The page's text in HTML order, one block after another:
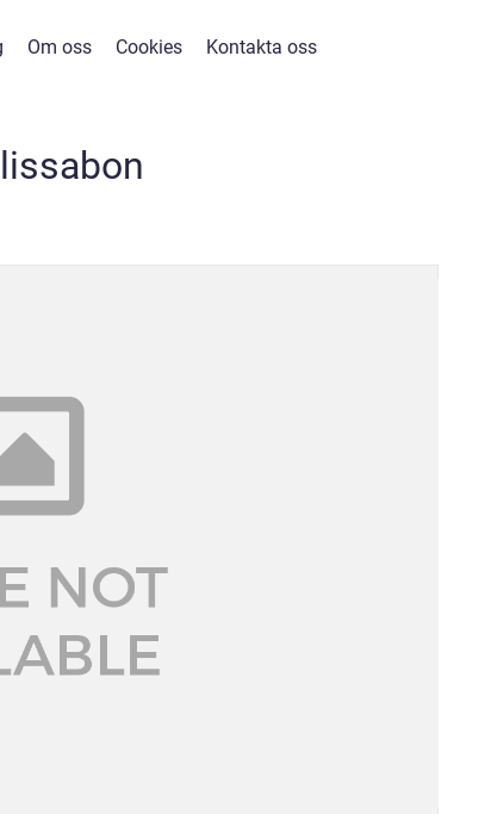
Om oss Cookies Kontakta oss